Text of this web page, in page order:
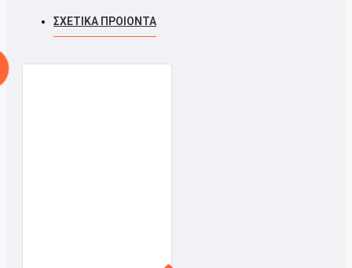
ΣΧΕΤΙΚΑ ΠΡΟΙΟΝΤΑ